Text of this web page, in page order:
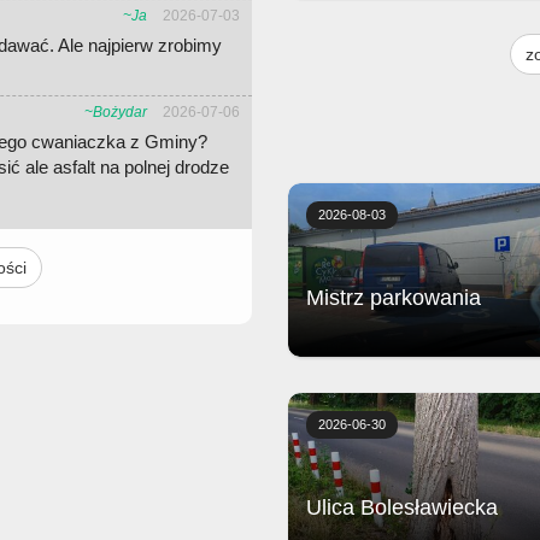
~Ja 2026-07-03
Ale najpierw zrobimy
~Bożydar 2026-07-06
cwaniaczka z Gminy?
ale asfalt na polnej drodze
podstawą każdej pizzy jest
(sos pomidorowy, ser i oregano) -
24cm), 4,00 (duża 40cm) -
małej pizzy 21,90
Mistrz parkowania
2026-08-03
Ulica Bolesławiecka
2026-06-30